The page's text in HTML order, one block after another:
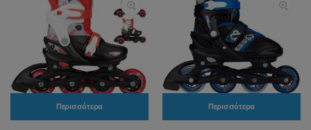
Περισσότερα Περισσότερα